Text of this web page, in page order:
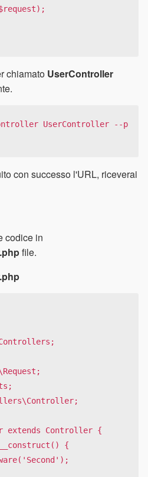
chiamato UserController
UserController --p
con successo l'URL, riceverai
codice in
file.
extends Controller {